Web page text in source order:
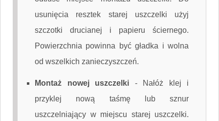
usunięcia resztek starej uszczelki użyj
szczotki drucianej i papieru ściernego.
Powierzchnia powinna być gładka i wolna
od wszelkich zanieczyszczeń.
Montaż nowej uszczelki -
Nałóż klej i
przyklej nową taśmę lub sznur
uszczelniający w miejscu starej uszczelki.